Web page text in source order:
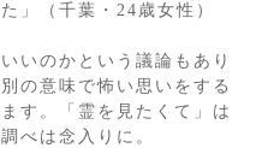
」（千葉・24歳女性）
いのかという議論もあり
の意味で怖い思いをする
す。「霊を見たくて」は
べは念入りに。